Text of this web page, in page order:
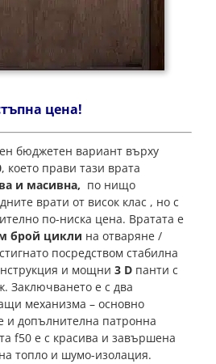
цена!
бюджетен вариант върху
, което прави тази врата
и масивна, по нищо
врати от висок клас , но с
по-ниска цена. Вратата е
брой цикли на отваряне /
посредством стабилна
и мощни 3 D панти с
Заключването е с два
механизма – основно
и допълнителна патронна
f50 е с красива и завършена
топло и шумо-изолация.